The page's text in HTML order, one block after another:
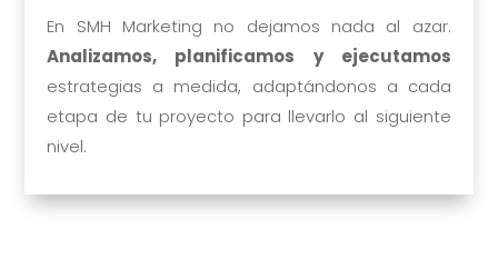
En SMH Marketing no dejamos nada al azar.
Analizamos, planificamos y ejecutamos
estrategias a medida, adaptándonos a cada
etapa de tu proyecto para llevarlo al siguiente
nivel.